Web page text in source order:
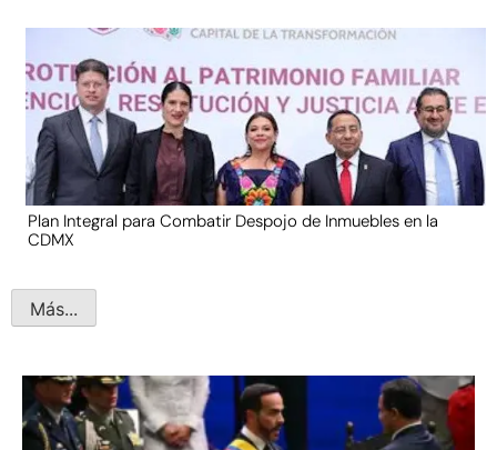
Plan Integral para Combatir Despojo de Inmuebles en la
CDMX
Más...